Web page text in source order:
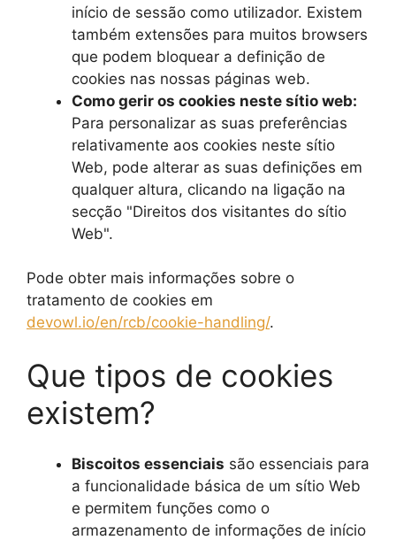
início de sessão como utilizador. Existem
também extensões para muitos browsers
que podem bloquear a definição de
cookies nas nossas páginas web.
Como gerir os cookies neste sítio web:
Para personalizar as suas preferências
relativamente aos cookies neste sítio
Web, pode alterar as suas definições em
qualquer altura, clicando na ligação na
secção "Direitos dos visitantes do sítio
Web".
Pode obter mais informações sobre o
tratamento de cookies em
devowl.io/en/rcb/cookie-handling/.
Que tipos de cookies
existem?
Biscoitos essenciais são essenciais para
a funcionalidade básica de um sítio Web
e permitem funções como o
armazenamento de informações de início